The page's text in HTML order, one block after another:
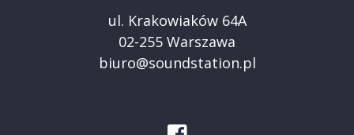
ul. Krakowiaków 64A
02-255 Warszawa
biuro@soundstation.pl